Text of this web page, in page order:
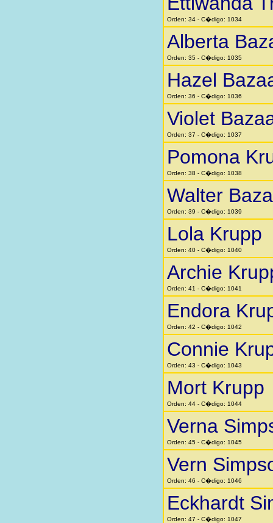
Orden: 34 - C�digo: 1034
Alberta
Orden: 35 - C�digo: 1035
Hazel
Orden: 36 - C�digo: 1036
Violet
Orden: 37 - C�digo: 1037
Pomona
Orden: 38 - C�digo: 1038
Walter
Orden: 39 - C�digo: 1039
Lola Krupp
Orden: 40 - C�digo: 1040
Archie
Orden: 41 - C�digo: 1041
Endora
Orden: 42 - C�digo: 1042
Connie
Orden: 43 - C�digo: 1043
Mort Krupp
Orden: 44 - C�digo: 1044
Verna
Orden: 45 - C�digo: 1045
Vern
Orden: 46 - C�digo: 1046
Eckhardt
Orden: 47 - C�digo: 1047